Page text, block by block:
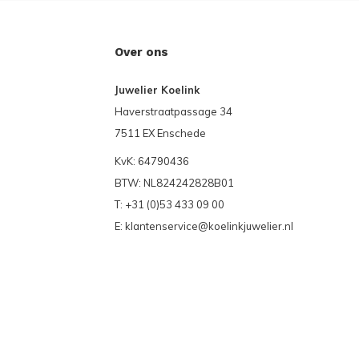
Over ons
Juwelier Koelink
Haverstraatpassage 34
7511 EX Enschede
KvK: 64790436
BTW: NL824242828B01
T: +31 (0)53 433 09 00
E: klantenservice@koelinkjuwelier.nl